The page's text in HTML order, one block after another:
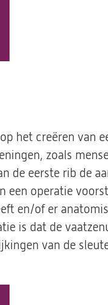
het creëren van
zoals
de eerste rib de
een operatie
en/of er
is dat de
van de